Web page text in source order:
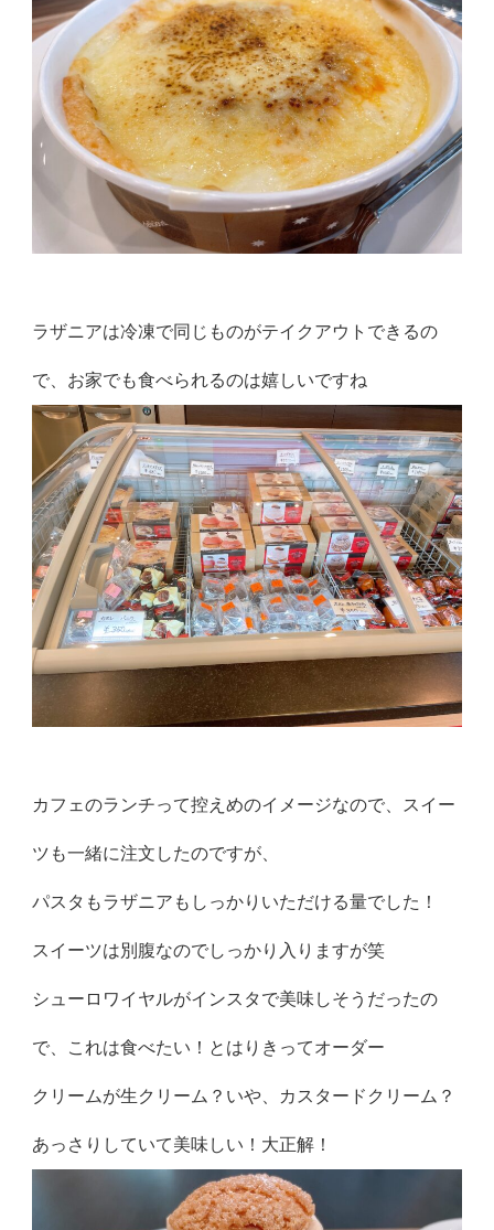
ラザニアは冷凍で同じものがテイクアウトできるの
で、お家でも食べられるのは嬉しいですね
カフェのランチって控えめのイメージなので、スイー
ツも一緒に注文したのですが、
パスタもラザニアもしっかりいただける量でした！
スイーツは別腹なのでしっかり入りますが笑
シューロワイヤルがインスタで美味しそうだったの
で、これは食べたい！とはりきってオーダー
クリームが生クリーム？いや、カスタードクリーム？
あっさりしていて美味しい！大正解！